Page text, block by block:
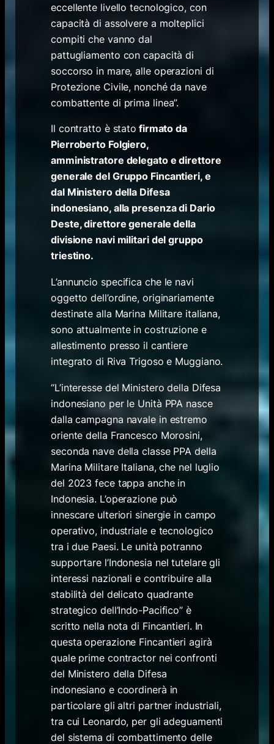
eccellente livello tecnologico, con
capacità di assolvere a molteplici
compiti che vanno dal
pattugliamento con capacità di
soccorso in mare, alle operazioni di
Protezione Civile, nonché da nave
combattente di prima linea”.
Il contratto è stato firmato da
Pierroberto Folgiero,
amministratore delegato e direttore
generale del Gruppo Fincantieri, e
dal Ministero della Difesa
indonesiano, alla presenza di Dario
Deste, direttore generale della
divisione navi militari del gruppo
triestino.
L’annuncio specifica che le navi
oggetto dell’ordine, originariamente
destinate alla Marina Militare italiana,
sono attualmente in costruzione e
allestimento presso il cantiere
integrato di Riva Trigoso e Muggiano.
“L’interesse del Ministero della Difesa
indonesiano per le Unità PPA nasce
dalla campagna navale in estremo
oriente della Francesco Morosini,
seconda nave della classe PPA della
Marina Militare Italiana, che nel luglio
del 2023 fece tappa anche in
Indonesia. L’operazione può
innescare ulteriori sinergie in campo
operativo, industriale e tecnologico
tra i due Paesi. Le unità potranno
supportare l’Indonesia nel tutelare gli
interessi nazionali e contribuire alla
stabilità del delicato quadrante
strategico dell’Indo-Pacifico” è
scritto nella nota di Fincantieri. In
questa operazione Fincantieri agirà
quale prime contractor nei confronti
del Ministero della Difesa
indonesiano e coordinerà in
particolare gli altri partner industriali,
tra cui Leonardo, per gli adeguamenti
del sistema di combattimento delle